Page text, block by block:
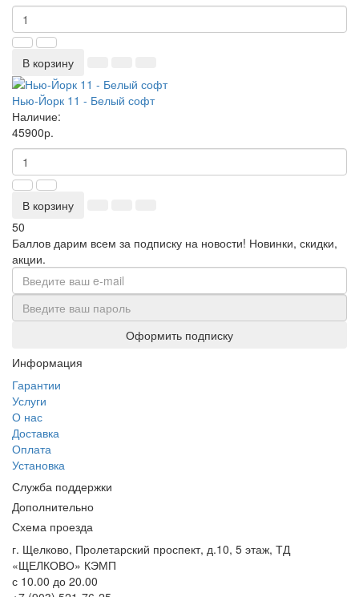
В корзину
Нью-Йорк 11 - Белый софт
Наличие:
45900р.
В корзину
50
Баллов дарим всем за подписку на новости! Новинки, скидки,
акции.
Оформить подписку
Информация
Гарантии
Услуги
О нас
Доставка
Оплата
Установка
Служба поддержки
Дополнительно
Схема проезда
г. Щелково, Пролетарский проспект, д.10, 5 этаж, ТД
«ЩЕЛКОВО» КЭМП
с 10.00 до 20.00